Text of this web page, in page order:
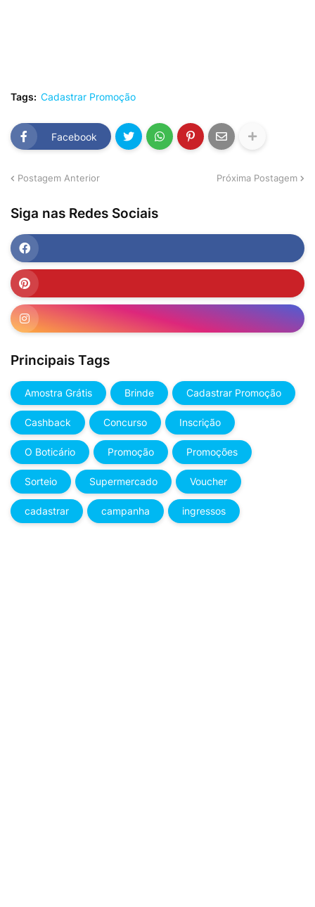
Tags: Cadastrar Promoção
Facebook
Postagem Anterior Próxima Postagem
Siga nas Redes Sociais
Principais Tags
Amostra Grátis Brinde Cadastrar Promoção
Cashback Concurso Inscrição
O Boticário Promoção Promoções
Sorteio Supermercado Voucher
cadastrar campanha ingressos